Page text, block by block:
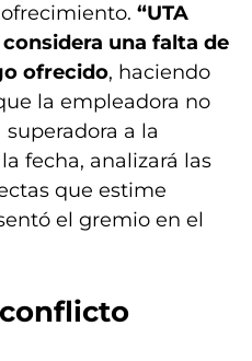
“UTA
una falta de
ofrecido, haciendo
la empleadora no
a la
fecha, analizará las
que estime
el gremio en el